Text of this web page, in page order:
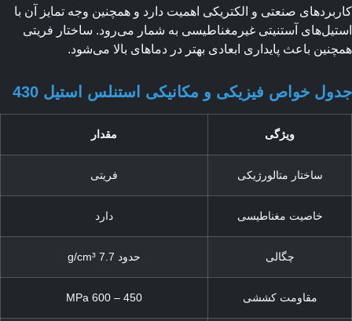
صنعتی و الکتریکی اهمیت دارد و همچنین وجه تمایز آن با
آستنیتی غیرمغناطیسی به شمار می‌رود. ساختار فریتی
باعث پایداری ابعادی بهتر در دماهای بالا می‌شود.
خواص فیزیکی و مکانیکی استنلس استیل 430
ویژگی مقدار
ساختار متالورژیکی فریتی
خاصیت مغناطیسی دارد
چگالی حدود 7.7 g/cm³
مقاومت کششی 450 – 600 MPa